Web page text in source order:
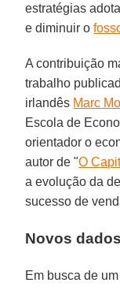
estratégias
e diminuir o
A contribuição
trabalho
irlandês Marc
Escola de
orientador o
autor de "O
a evolução da
sucesso de
Novos dados
Em busca de